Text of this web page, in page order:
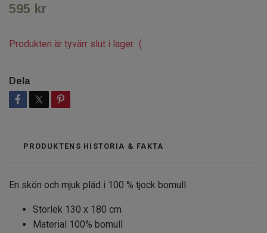
595 kr
Produkten är tyvärr slut i lager. :(
Dela
PRODUKTENS HISTORIA & FAKTA
En skön och mjuk pläd i 100 % tjock bomull.
Storlek 130 x 180 cm
Material 100% bomull